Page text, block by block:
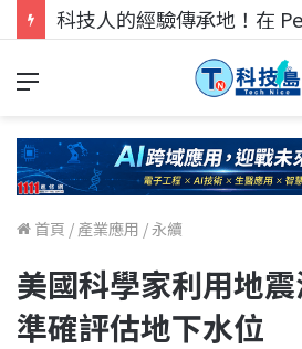
首頁 / 產業應用 /永續
美國科學家利用地
準確評估地下水位